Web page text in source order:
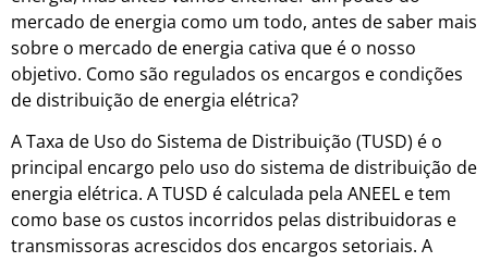
mercado de energia como um todo, antes de saber mais
sobre o mercado de energia cativa que é o nosso
objetivo. Como são regulados os encargos e condições
de distribuição de energia elétrica?
A Taxa de Uso do Sistema de Distribuição (TUSD) é o
principal encargo pelo uso do sistema de distribuição de
energia elétrica. A TUSD é calculada pela ANEEL e tem
como base os custos incorridos pelas distribuidoras e
transmissoras acrescidos dos encargos setoriais. A